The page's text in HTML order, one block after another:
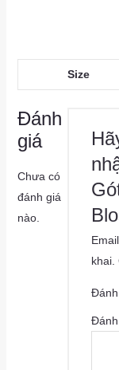
Size
Đánh
giá
Chưa có
đánh giá
nào.
khai.